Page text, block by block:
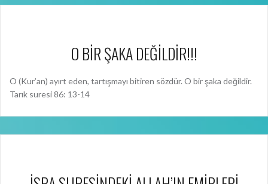
O BİR ŞAKA DEĞİLDİR!!!
O (Kur’an) ayırt eden, tartışmayı bitiren sözdür. O bir şaka değildir.
Tarık suresi 86: 13-14